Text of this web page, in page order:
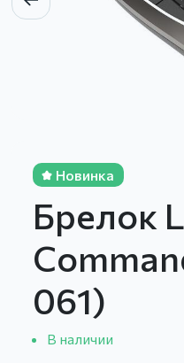
Новинка
Брелок
061)
В наличии